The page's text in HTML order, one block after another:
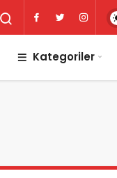
Kategoriler